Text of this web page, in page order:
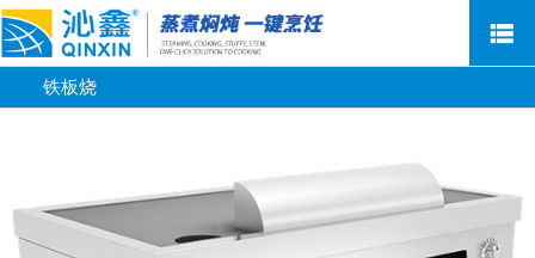
新闻资讯
产品中心
铁板烧